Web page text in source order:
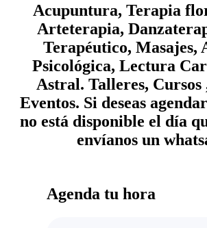
Acupuntura, Terapia
Arteterapia,
Terapéutico, Masajes,
Psicológica, Lectura
Astral. Talleres, Cursos
Eventos. Si deseas
no está disponible el día
envíanos un
Agenda tu hora